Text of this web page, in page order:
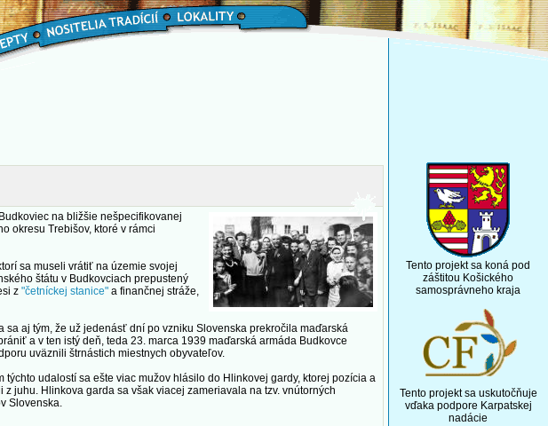
na bližšie nešpecifikovanej
okresu Trebišov, ktoré v rámci
sa museli vrátiť na územie svojej
štátu v Budkovciach prepustený
z "četníckej stanice" a finančnej stráže,
aj tým, že už jedenásť dní po vzniku Slovenska prekročila maďarská
a v ten istý deň, teda 23. marca 1939 maďarská armáda Budkovce
uväznili štrnástich miestnych obyvateľov.
udalostí sa ešte viac mužov hlásilo do Hlinkovej gardy, ktorej pozícia a
juhu. Hlinkova garda sa však viacej zameriavala na tzv. vnútorných
Slovenska.
Tento projekt sa koná pod
záštitou Košického
samosprávneho kraja
Tento projekt sa uskutočňuje
vďaka podpore Karpatskej
nadácie